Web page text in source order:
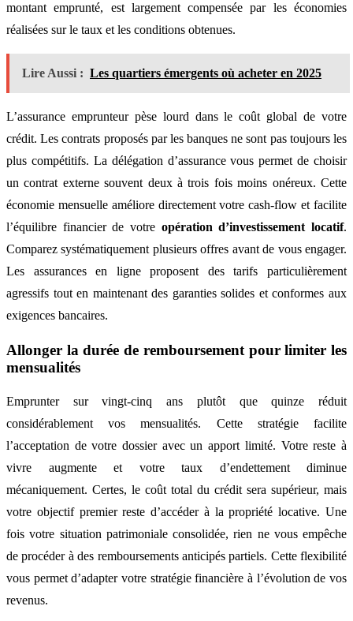
montant emprunté, est largement compensée par les économies
réalisées sur le taux et les conditions obtenues.
Lire Aussi : Les quartiers émergents où acheter en 2025
L’assurance emprunteur pèse lourd dans le coût global de votre
crédit. Les contrats proposés par les banques ne sont pas toujours les
plus compétitifs. La délégation d’assurance vous permet de choisir
un contrat externe souvent deux à trois fois moins onéreux. Cette
économie mensuelle améliore directement votre cash-flow et facilite
l’équilibre financier de votre opération d’investissement locatif.
Comparez systématiquement plusieurs offres avant de vous engager.
Les assurances en ligne proposent des tarifs particulièrement
agressifs tout en maintenant des garanties solides et conformes aux
exigences bancaires.
Allonger la durée de remboursement pour limiter les
mensualités
Emprunter sur vingt-cinq ans plutôt que quinze réduit
considérablement vos mensualités. Cette stratégie facilite
l’acceptation de votre dossier avec un apport limité. Votre reste à
vivre augmente et votre taux d’endettement diminue
mécaniquement. Certes, le coût total du crédit sera supérieur, mais
votre objectif premier reste d’accéder à la propriété locative. Une
fois votre situation patrimoniale consolidée, rien ne vous empêche
de procéder à des remboursements anticipés partiels. Cette flexibilité
vous permet d’adapter votre stratégie financière à l’évolution de vos
revenus.